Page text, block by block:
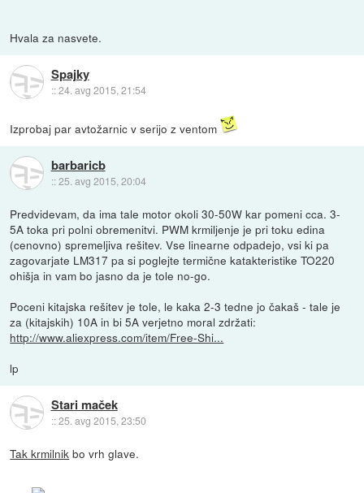
Hvala za nasvete.
Spajky
::24. avg 2015, 21:54
Izprobaj par avtožarnic v serijo z ventom
barbaricb
::25. avg 2015, 20:04
Predvidevam, da ima tale motor okoli 30-50W kar pomeni cca. 3-
5A toka pri polni obremenitvi. PWM krmiljenje je pri toku edina
(cenovno) spremeljiva rešitev. Vse linearne odpadejo, vsi ki pa
zagovarjate LM317 pa si poglejte termične katakteristike TO220
ohišja in vam bo jasno da je tole no-go.
Poceni kitajska rešitev je tole, le kaka 2-3 tedne jo čakaš - tale je
za (kitajskih) 10A in bi 5A verjetno moral zdržati:
http://www.aliexpress.com/item/Free-Shi...
lp
Stari maček
::25. avg 2015, 23:50
Tak krmilnik bo vrh glave.